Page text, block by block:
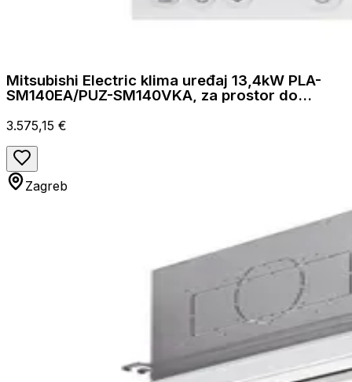
Mitsubishi Electric klima uređaj 13,4kW PLA-
SM140EA/PUZ-SM140VKA, za prostor do
3.575,15 €
Zagreb